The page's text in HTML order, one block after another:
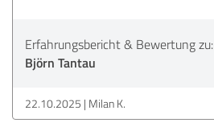
Erfahrungsbericht & Bewertung zu:
Björn Tantau
22.10.2025 Milan K.